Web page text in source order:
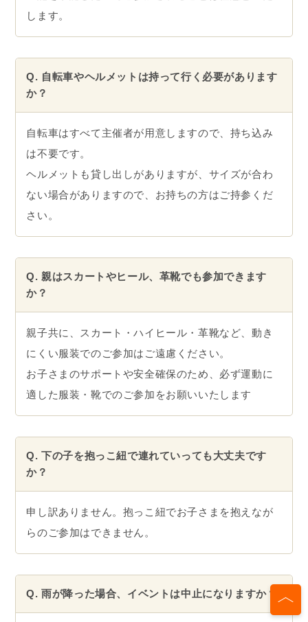
します。
Q. 自転車やヘルメットは持って行く必要があります
か？
自転車はすべて主催者が用意しますので、持ち込み
は不要です。
ヘルメットも貸し出しがありますが、サイズが合わ
ない場合がありますので、お持ちの方はご持参くだ
さい。
Q. 親はスカートやヒール、革靴でも参加できます
か？
親子共に、スカート・ハイヒール・革靴など、動き
にくい服装でのご参加はご遠慮ください。
お子さまのサポートや安全確保のため、必ず運動に
適した服装・靴でのご参加をお願いいたします
Q. 下の子を抱っこ紐で連れていっても大丈夫です
か？
申し訳ありません。抱っこ紐でお子さまを抱えなが
らのご参加はできません。
Q. 雨が降った場合、イベントは中止になりますか？